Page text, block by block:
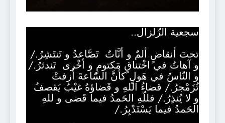
سجعية الزّلزال..
تحتَ أنقاضٍ ألمٌ و أنَّاتٌ تَصَّاعدُ و تَنتَشِرُ./
و آهاتٌ في اخْتناقٍ مَكتومٍ و أخْرى تَندثرُ./
و النّاسُ في هَولٍ كأنَّ السّاعةَ أَزفتْ
تُزَمْجرُ./ قضاءُ اللهِ و قَضاؤهُ غيْبٌ يَقصفُ
و لا يُنذِرُ./ فللّهِ الحَمدُ فيما قَضى و للهِ
الحَمدُ فيما يَسْتَدْبِرُ./